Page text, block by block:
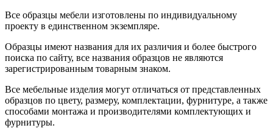
Все образцы мебели изготовлены по индивидуальному
проекту в единственном экземпляре.
Образцы имеют названия для их различия и более быстрого
поиска по сайту, все названия образцов не являются
зарегистрированным товарным знаком.
Все мебельные изделия могут отличаться от представленных
образцов по цвету, размеру, комплектации, фурнитуре, а также
способами монтажа и производителями комплектующих и
фурнитуры.